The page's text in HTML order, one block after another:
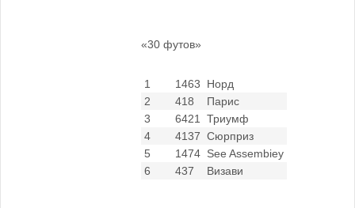
«30 футов»
1 1463
Норд
2
418
Парис
3
6421
Триумф
4
4137 Сюрприз
5
1474 See Assembiey
6
437 Визави